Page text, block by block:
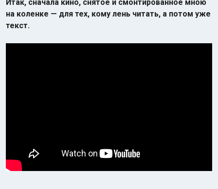
Итак, сначала кино, снятое и смонтированное мною
на коленке — для тех, кому лень читать, а потом уже
текст.